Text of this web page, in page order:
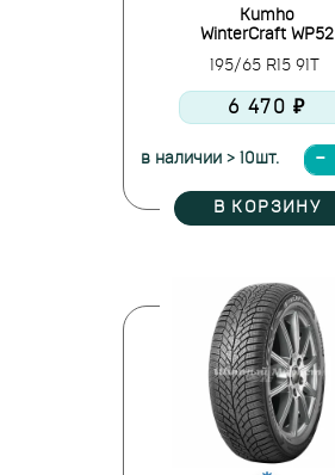
Kumho
WinterCraft WP52
195/65 R15 91T
6 470 ₽
в наличии > 10шт.
В КОРЗИНУ